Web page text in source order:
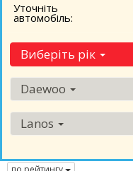
Уточніть
автомобіль:
Виберіть рік
Daewoo
Lanos